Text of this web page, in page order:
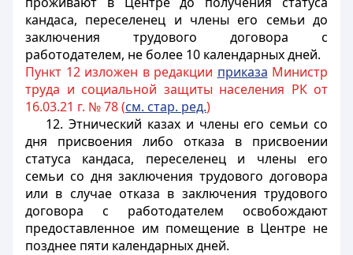
кандаса, переселенец и члены его семьи до
заключения трудового договора с
работодателем, не более 10 календарных дней.
Пункт 12 изложен в редакции приказа Министр
труда и социальной защиты населения РК от
16.03.21 г. № 78 (см. стар. ред.)
12. Этнический казах и члены его семьи со
дня присвоения либо отказа в присвоении
статуса кандаса, переселенец и члены его
семьи со дня заключения трудового договора
или в случае отказа в заключения трудового
договора с работодателем освобождают
предоставленное им помещение в Центре не
позднее пяти календарных дней.